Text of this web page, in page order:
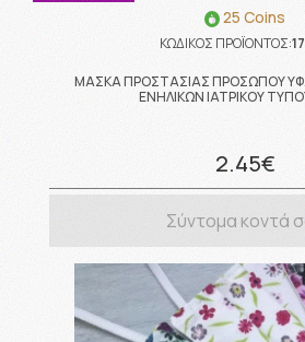
25 Coins
ΚΩΔΙΚΟΣ ΠΡΟΪΟΝΤΟΣ:
ΜΑΣΚΑ ΠΡΟΣΤΑΣΙΑΣ ΠΡΟΣΩΠΟΥ
ΕΝΗΛΙΚΩΝ ΙΑΤΡΙΚΟΥ
2.45€
Σύντομα κοντά